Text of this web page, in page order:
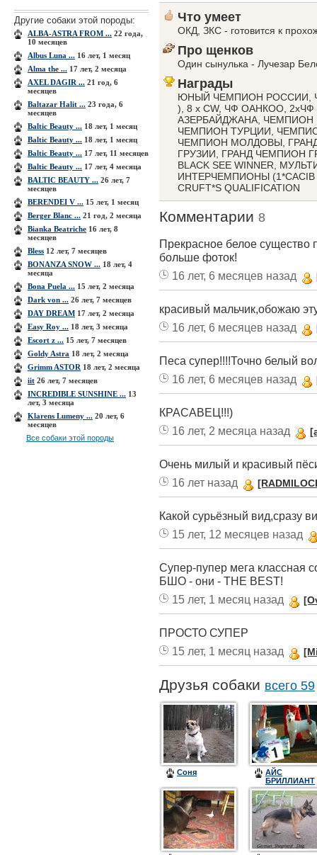
Другие собаки этой породы:
ALBA-ASTRA FROM ... 22 года,
10 месяцев
Albus Luna ... 16 лет, 1 месяц
Alma the ... 17 лет, 2 месяца
AXEL DAGIR ... 21 год, 6
месяцев
Baltazar Halit ... 23 года, 6
месяцев
Baltic Beauty ... 18 лет, 1 месяц
Baltic Beauty ... 18 лет, 1 месяц
Baltic Beauty ... 17 лет, 11 месяцев
Baltic Beauty ... 17 лет, 4 месяца
BALTIC BEAUTY ... 26 лет, 7
месяцев
BERENDEI V ... 15 лет, 1 месяц
Berger Blanc ... 21 год, 2 месяца
Bianka Beatriche 16 лет, 8
месяцев
Bless 12 лет, 7 месяцев
BONANZA SNOW ... 18 лет, 4
месяца
Bona Puela ... 15 лет, 2 месяца
Dark von ... 26 лет, 7 месяцев
DAY DREAM 17 лет, 2 месяца
Easy Roy ... 18 лет, 3 месяца
Escоrt z ... 15 лет, 7 месяцев
Goldy Astra 18 лет, 2 месяца
Grimm ASTOR 18 лет, 2 месяца
iit 26 лет, 7 месяцев
INCREDIBLE SUNSHINE ... 13
лет, 3 месяца
Klarens Lumeny ... 20 лет, 6
месяцев
Все собаки этой породы
Что умеет
ОКД, ЗКС - готовится к
Про щенков
Один сынулька - Лучезар
Награды
ЮНЫЙ ЧЕМПИОН РОССИИ,
), 8 х CW, ЧФ ОАНКОО,
АЗЕРБАЙДЖАНА, ЧЕМПИОН
ЧЕМПИОН ТУРЦИИ,
ЧЕМПИОН МОЛДОВЫ,
ГРУЗИИ, ГРАНД ЧЕМПИОН
BLACK SEE WINNER,
ИНТЕРЧЕМПИОНЫ (1*САСIВ -
CRUFT*S QUALIFICATION
Комментарии 8
Прекрасное белое существо
больше фоток!
16 лет, 6 месяцев назад
красивый мальчик,обожаю
16 лет, 6 месяцев назад
Песа супер!!!!Точно белый
16 лет, 6 месяцев назад
КРАСАВЕЦ!!!)
16 лет, 2 месяца назад
Очень милый и красивый
16 лет назад
Какой сурьёзный вид,сразу
15 лет, 12 месяцев назад
Супер-пупер мега классная
БШО - они - THE BEST!
15 лет, 1 месяц назад
ПРОСТО СУПЕР
15 лет, 1 месяц назад
Друзья собаки всего 59
Соня
АЙС
БРИЛЛИАНТ
ВАЛЕНСИЯ
(Пурга)